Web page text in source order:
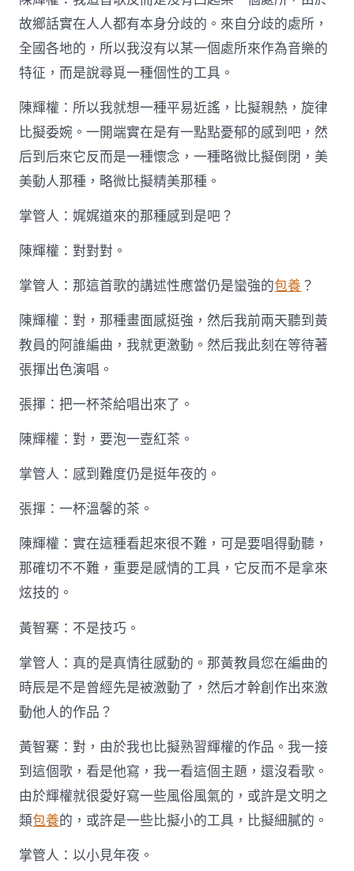
故鄉話實在人人都有本身分歧的。來自分歧的處所，
全國各地的，所以我沒有以某一個處所來作為音樂的
特征，而是說尋覓一種個性的工具。
陳輝權：所以我就想一種平易近謠，比擬親熱，旋律
比擬委婉。一開端實在是有一點點憂郁的感到吧，然
后到后來它反而是一種懷念，一種略微比擬倒閉，美
美動人那種，略微比擬精美那種。
掌管人：娓娓道來的那種感到是吧？
陳輝權：對對對。
掌管人：那這首歌的講述性應當仍是蠻強的包養 ？
陳輝權：對，那種畫面感挺強，然后我前兩天聽到黃
教員的阿誰編曲，我就更激動。然后我此刻在等待著
張揮出色演唱。
張揮：把一杯茶給唱出來了。
陳輝權：對，要泡一壺紅茶。
掌管人：感到難度仍是挺年夜的。
張揮：一杯溫馨的茶。
陳輝權：實在這種看起來很不難，可是要唱得動聽，
那確切不不難，重要是感情的工具，它反而不是拿來
炫技的。
黃智騫：不是技巧。
掌管人：真的是真情往感動的。那黃教員您在編曲的
時辰是不是曾經先是被激動了，然后才幹創作出來激
動他人的作品？
黃智騫：對，由於我也比擬熟習輝權的作品。我一接
到這個歌，看是他寫，我一看這個主題，還沒看歌。
由於輝權就很愛好寫一些風俗風氣的，或許是文明之
類包養的，或許是一些比擬小的工具，比擬細膩的。
掌管人：以小見年夜。